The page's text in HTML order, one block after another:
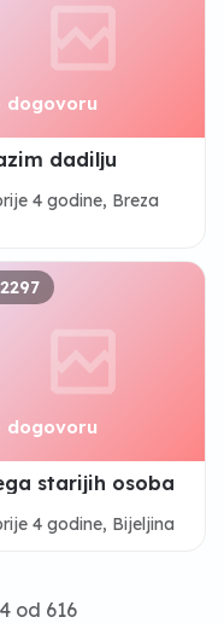
dogovoru
dadilju
4 godine, Breza
2297
dogovoru
starijih osoba
4 godine, Bijeljina
od 616